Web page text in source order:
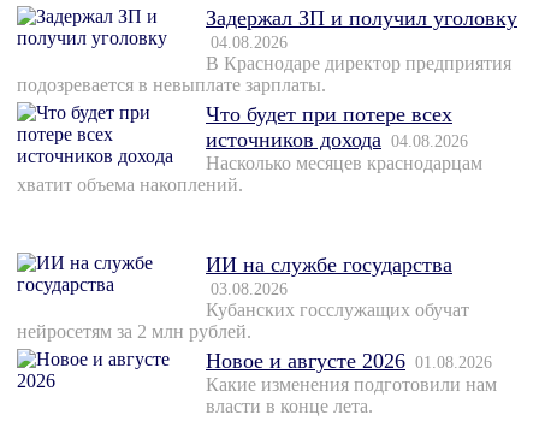
Задержал ЗП и получил уголовку
04.08.2026
В Краснодаре директор предприятия
подозревается в невыплате зарплаты.
Что будет при потере всех
источников дохода 04.08.2026
Насколько месяцев краснодарцам
хватит объема накоплений.
ИИ на службе государства
03.08.2026
Кубанских госслужащих обучат
нейросетям за 2 млн рублей.
Новое и августе 2026 01.08.2026
Какие изменения подготовили нам
власти в конце лета.